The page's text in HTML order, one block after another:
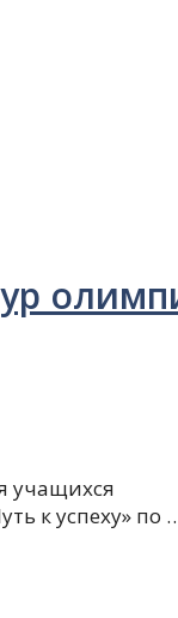
учащихся
к успеху» по